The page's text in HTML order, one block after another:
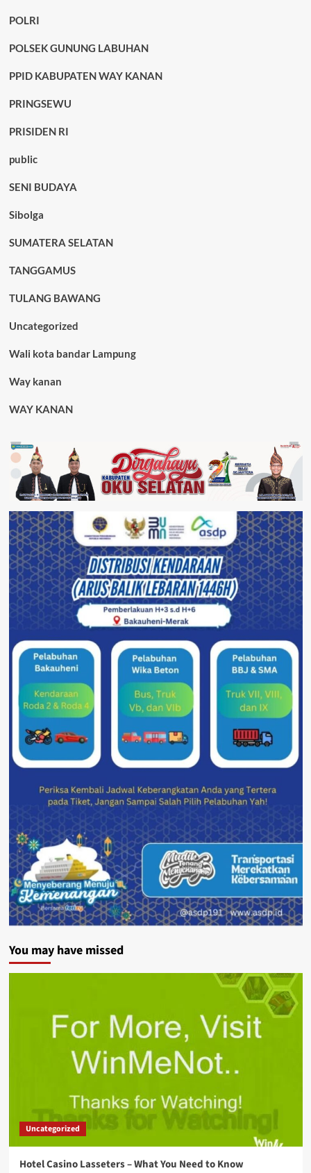
POLRI
POLSEK GUNUNG LABUHAN
PPID KABUPATEN WAY KANAN
PRINGSEWU
PRISIDEN RI
public
SENI BUDAYA
Sibolga
SUMATERA SELATAN
TANGGAMUS
TULANG BAWANG
Uncategorized
Wali kota bandar Lampung
Way kanan
WAY KANAN
You may have missed
Uncategorized
Hotel Casino Lasseters – What You Need to Know